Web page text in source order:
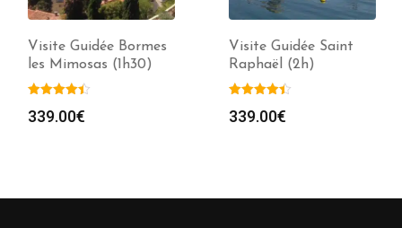
Visite Guidée Bormes
les Mimosas (1h30)
339.00€
Visite Guidée Saint
Raphaël (2h)
339.00€